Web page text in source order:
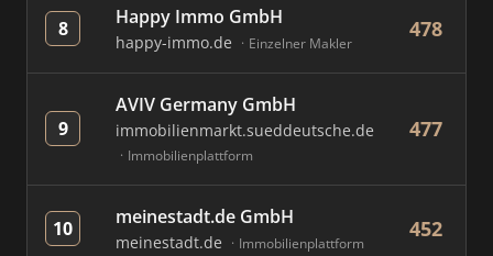
8 Happy Immo GmbH
happy-immo.de Einzelner Makler
478
9
AVIV Germany GmbH
immobilienmarkt.sueddeutsche.de
Immobilienplattform
477
10 meinestadt.de GmbH
meinestadt.de Immobilienplattform
452